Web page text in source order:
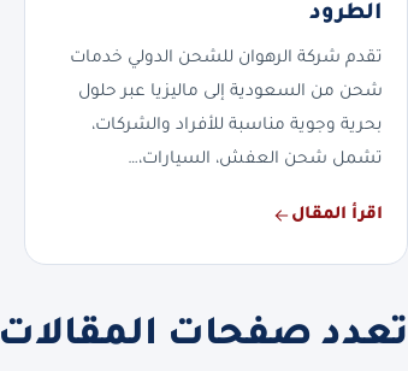
الطرود
تقدم شركة الرهوان للشحن الدولي خدمات
شحن من السعودية إلى ماليزيا عبر حلول
بحرية وجوية مناسبة للأفراد والشركات،
تشمل شحن العفش، السيارات،…
اقرأ المقال
تعدد صفحات المقالات